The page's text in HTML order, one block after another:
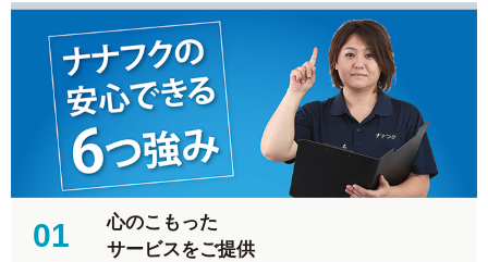
01
心のこもった
サービスをご提供